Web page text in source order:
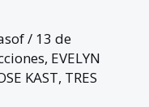
/ 13 de
, EVELYN
KAST, TRES